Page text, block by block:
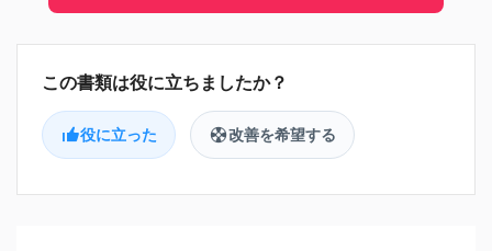
役に立った 改善を希望する